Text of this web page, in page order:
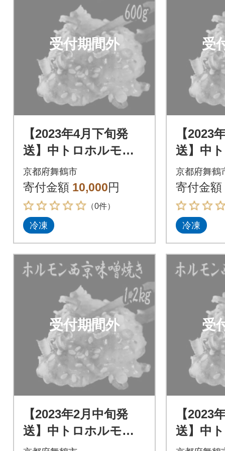
受付期間外
【2023年4月下旬発
送】中トロホルモン
西京味噌焼き 600g
京都府舞鶴市
寄付金額 10,000円
（0件）
冷凍
受
【2023
送】中
西京味
京都府舞鶴
寄付金額
冷凍
受付期間外
【2023年2月中旬発
送】中トロホルモン
西京味噌焼き 1.2kg
受
【2023
送】中
西京味